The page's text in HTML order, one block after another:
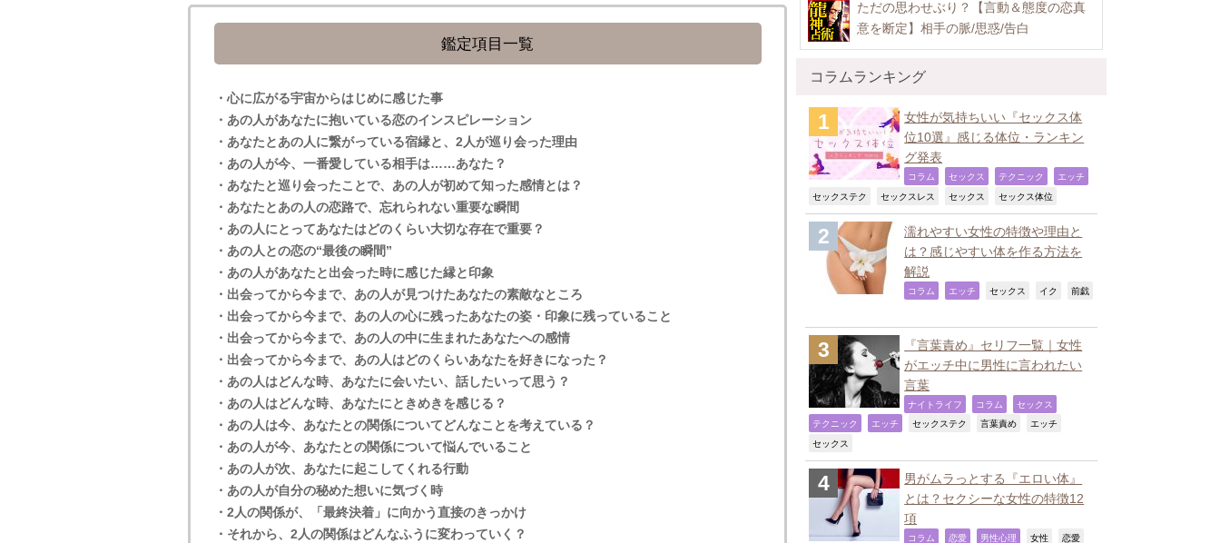
鑑定項目一覧
・心に広がる宇宙からはじめに感じた事
・あの人があなたに抱いている恋のインスピレーション
・あなたとあの人に繋がっている宿縁と、2人が巡り会った理由
・あの人が今、一番愛している相手は……あなた？
・あなたと巡り会ったことで、あの人が初めて知った感情とは？
・あなたとあの人の恋路で、忘れられない重要な瞬間
・あの人にとってあなたはどのくらい大切な存在で重要？
・あの人との恋の“最後の瞬間”
・あの人があなたと出会った時に感じた縁と印象
・出会ってから今まで、あの人が見つけたあなたの素敵なところ
・出会ってから今まで、あの人の心に残ったあなたの姿・印象に残っていること
・出会ってから今まで、あの人の中に生まれたあなたへの感情
・出会ってから今まで、あの人はどのくらいあなたを好きになった？
・あの人はどんな時、あなたに会いたい、話したいって思う？
・あの人はどんな時、あなたにときめきを感じる？
・あの人は今、あなたとの関係についてどんなことを考えている？
・あの人が今、あなたとの関係について悩んでいること
・あの人が次、あなたに起こしてくれる行動
・あの人が自分の秘めた想いに気づく時
・2人の関係が、「最終決着」に向かう直接のきっかけ
・それから、2人の関係はどんなふうに変わっていく？
ただの思わせぶり？【言動＆態度の恋真
意を断定】相手の脈/思惑/告白
コラムランキング
女性が気持ちいい『セックス体
位10選』感じる体位・ランキン
グ発表
コラム セックス テクニック エッチ
セックステク セックスレス セックス セックス体位
濡れやすい女性の特徴や理由と
は？感じやすい体を作る方法を
解説
コラム エッチ セックス イク 前戯
『言葉責め』セリフ一覧｜女性
がエッチ中に男性に言われたい
言葉
ナイトライフ コラム セックス
テクニック エッチ セックステク 言葉責め エッチ
セックス
男がムラっとする『エロい体』
とは？セクシーな女性の特徴12
項
コラム 恋愛 男性心理 女性 恋愛